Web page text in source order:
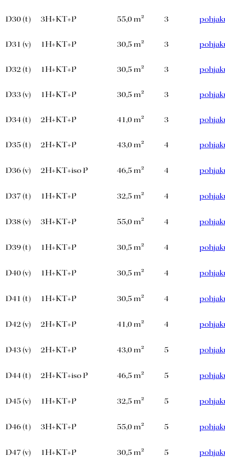
D30 (t) 3H+KT+P 55,0 m² 3
D31 (v) 1H+KT+P 30,5 m² 3
D32 (t) 1H+KT+P 30,5 m² 3
D33 (v) 1H+KT+P 30,5 m² 3
D34 (t) 2H+KT+P 41,0 m² 3
D35 (t) 2H+KT+P 43,0 m² 4
D36 (v) 2H+KT+iso P 46,5 m² 4
D37 (t) 1H+KT+P 32,5 m² 4
D38 (v) 3H+KT+P 55,0 m² 4
D39 (t) 1H+KT+P 30,5 m² 4
D40 (v) 1H+KT+P 30,5 m² 4
D41 (t) 1H+KT+P 30,5 m² 4
D42 (v) 2H+KT+P 41,0 m² 4
D43 (v) 2H+KT+P 43,0 m² 5
D44 (t) 2H+KT+iso P 46,5 m² 5
D45 (v) 1H+KT+P 32,5 m² 5
D46 (t) 3H+KT+P 55,0 m² 5
D47 (v) 1H+KT+P 30,5 m² 5